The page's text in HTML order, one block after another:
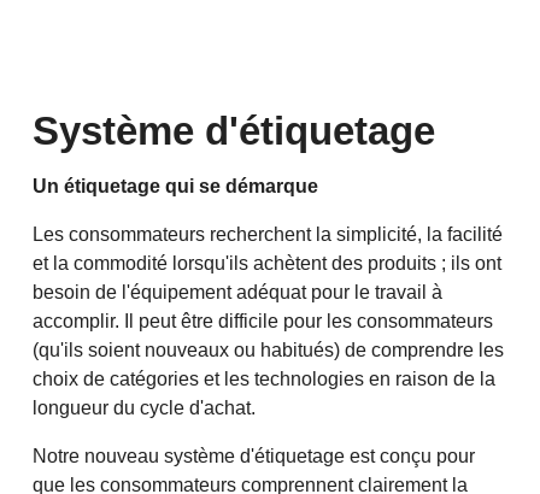
Système d'étiquetage
Un étiquetage qui se démarque
Les consommateurs recherchent la simplicité, la facilité
et la commodité lorsqu'ils achètent des produits ; ils ont
besoin de l'équipement adéquat pour le travail à
accomplir. Il peut être difficile pour les consommateurs
(qu'ils soient nouveaux ou habitués) de comprendre les
choix de catégories et les technologies en raison de la
longueur du cycle d'achat.
Notre nouveau système d'étiquetage est conçu pour
que les consommateurs comprennent clairement la